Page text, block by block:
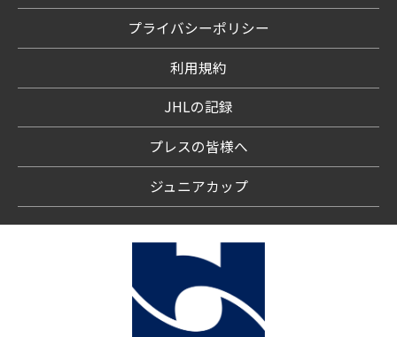
プライバシーポリシー
利用規約
JHLの記録
プレスの皆様へ
ジュニアカップ